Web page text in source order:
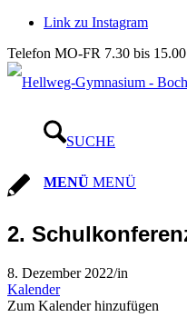
Link zu Instagram
Telefon MO-FR 7.30 bis
SUCHE
MENÜ MENÜ
2.
8. Dezember 2022/in
Kalender
Zum Kalender hinzufügen